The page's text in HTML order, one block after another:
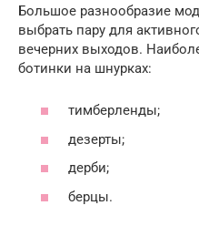
Большое разнообразие
выбрать пару для
вечерних выходов.
ботинки на шнурках:
тимберленды;
дезерты;
дерби;
берцы.